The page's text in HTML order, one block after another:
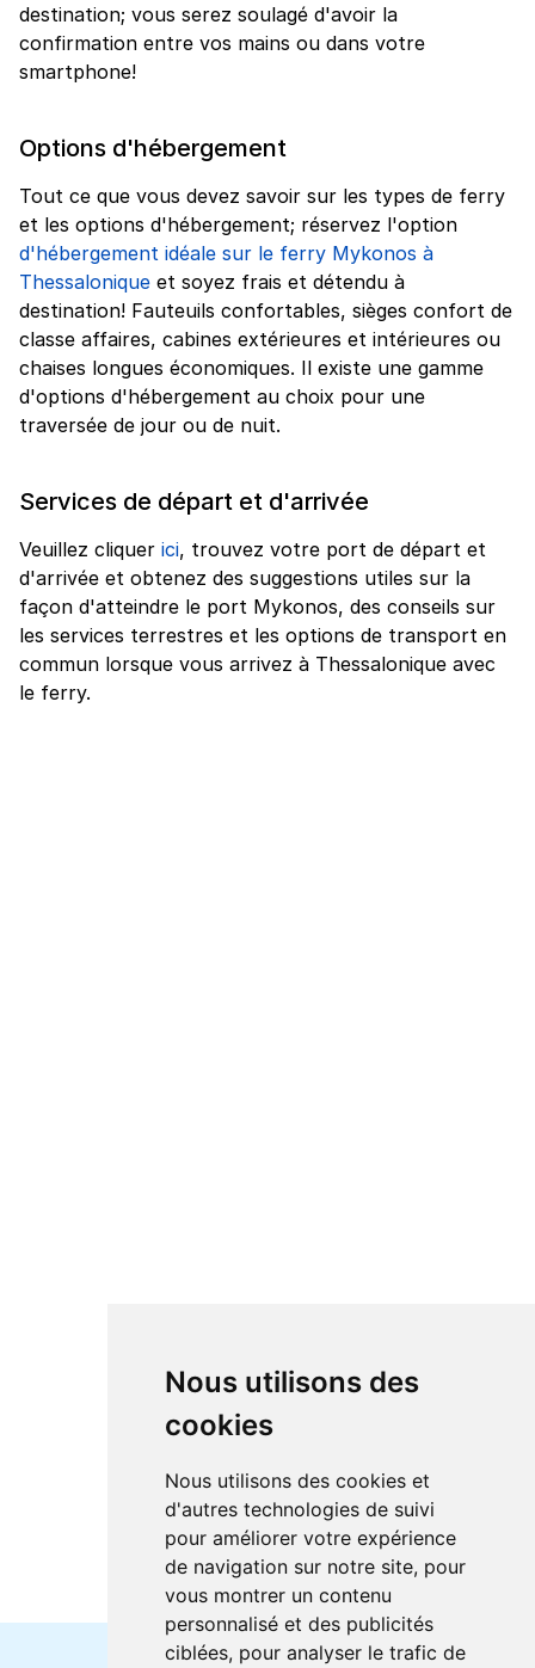
Nous utilisons des
cookies
Nous utilisons des cookies et
d'autres technologies de suivi
pour améliorer votre expérience
de navigation sur notre site, pour
vous montrer un contenu
personnalisé et des publicités
ciblées, pour analyser le trafic de
destination; vous serez soulagé d'avoir la
confirmation entre vos mains ou dans votre
smartphone!
Options d'hébergement
Tout ce que vous devez savoir sur les types de ferry
et les options d'hébergement; réservez l'option
d'hébergement idéale sur le ferry Mykonos à
Thessalonique et soyez frais et détendu à
destination! Fauteuils confortables, sièges confort de
classe affaires, cabines extérieures et intérieures ou
chaises longues économiques. Il existe une gamme
d'options d'hébergement au choix pour une
traversée de jour ou de nuit.
Services de départ et d'arrivée
Veuillez cliquer ici, trouvez votre port de départ et
d'arrivée et obtenez des suggestions utiles sur la
façon d'atteindre le port Mykonos, des conseils sur
les services terrestres et les options de transport en
commun lorsque vous arrivez à Thessalonique avec
le ferry.